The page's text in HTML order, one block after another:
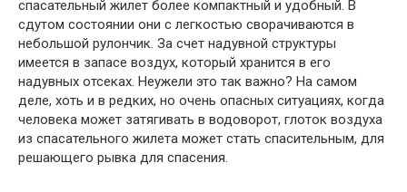
спасательный жилет более компактный и удобный. В
сдутом состоянии они с легкостью сворачиваются в
небольшой рулончик. За счет надувной структуры
имеется в запасе воздух, который хранится в его
надувных отсеках. Неужели это так важно? На самом
деле, хоть и в редких, но очень опасных ситуациях, когда
человека может затягивать в водоворот, глоток воздуха
из спасательного жилета может стать спасительным, для
решающего рывка для спасения.